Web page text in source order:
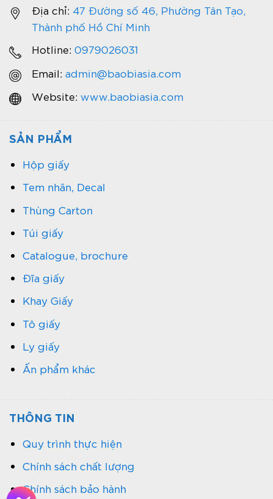
Địa chỉ: 47 Đường số 46, Phường Tân Tạo,
Thành phố Hồ Chí Minh
Hotline: 0979026031
Email: admin@baobiasia.com
Website: www.baobiasia.com
SẢN PHẨM
Hộp giấy
Tem nhãn, Decal
Thùng Carton
Túi giấy
Catalogue, brochure
Đĩa giấy
Khay Giấy
Tô giấy
Ly giấy
Ấn phẩm khác
THÔNG TIN
Quy trình thực hiện
Chính sách chất lượng
Chính sách bảo hành